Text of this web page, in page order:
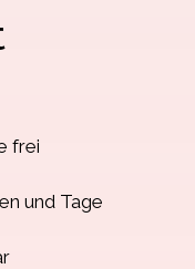
frei
und Tage